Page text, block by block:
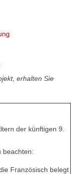
erhalten Sie
der künftigen 9.
beachten:
Französisch belegt